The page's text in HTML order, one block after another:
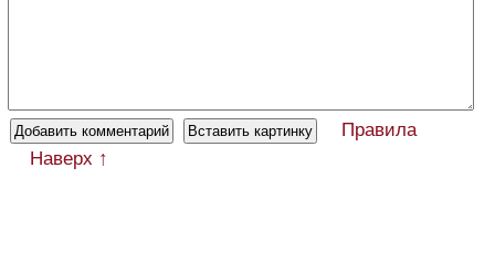
Правила
Наверх ↑